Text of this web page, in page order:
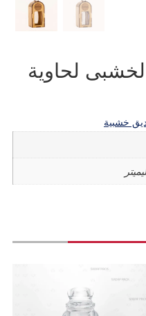
لحاوية
خشبية